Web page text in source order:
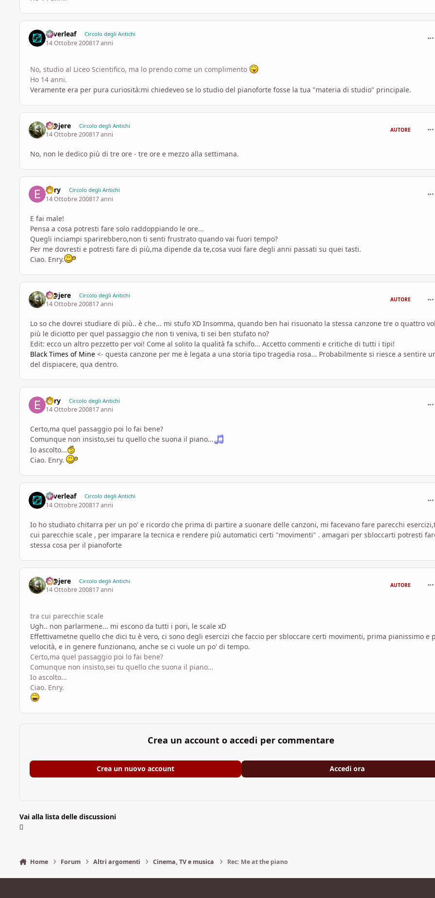
Silverleaf Circolo degli Antichi
14 Ottobre 200817 anni
No, studio al Liceo Scientifico, ma lo prendo come un complimento
Ho 14 anni.
Veramente era per pura curiosità:mi chiedeveo se lo studio del pianoforte fosse la tua "materia di studio" principale.
M@jere Circolo degli Antichi
14 Ottobre 200817 anni
AUTORE
No, non le dedico più di tre ore - tre ore e mezzo alla settimana.
Enry Circolo degli Antichi
14 Ottobre 200817 anni
E fai male!
Pensa a cosa potresti fare solo raddoppiando le ore...
Quegli inciampi sparirebbero,non ti senti frustrato quando vai fuori tempo?
Per me dovresti e potresti fare di più,ma dipende da te,cosa vuoi fare degli anni passati su quei tasti.
Ciao. Enry.
M@jere Circolo degli Antichi
14 Ottobre 200817 anni
AUTORE
Lo so che dovrei studiare di più.. è che... mi stufo XD Insomma, quando ben hai risuonato la stessa canzone tre o quattro
più le diciotto per quel passaggio che non ti veniva, ti sei ben stufato no?
Edit: ecco un altro pezzetto per voi! Come al solito la qualità fa schifo... Accetto commenti e critiche di tutti i tipi!
Black Times of Mine <- questa canzone per me è legata a una storia tipo tragedia rosa... Probabilmente si riesce a sentire
del dispiacere, qua dentro.
Enry Circolo degli Antichi
14 Ottobre 200817 anni
Certo,ma quel passaggio poi lo fai bene?
Comunque non insisto,sei tu quello che suona il piano...
Io ascolto...
Ciao. Enry.
Silverleaf Circolo degli Antichi
14 Ottobre 200817 anni
Io ho studiato chitarra per un po' e ricordo che prima di partire a suonare delle canzoni, mi facevano fare parecchi
cui parecchie scale , per imparare la tecnica e rendere più automatici certi "movimenti" . amagari per sbloccarti potresti
stessa cosa per il pianoforte
M@jere Circolo degli Antichi
14 Ottobre 200817 anni
AUTORE
tra cui parecchie scale
Ugh.. non parlarmene... mi escono da tutti i pori, le scale xD
Effettivametne quello che dici tu è vero, ci sono degli esercizi che faccio per sbloccare certi movimenti, prima pianissimo e
velocità, e in genere funzionano, anche se ci vuole un po' di tempo.
Certo,ma quel passaggio poi lo fai bene?
Comunque non insisto,sei tu quello che suona il piano...
Io ascolto...
Ciao. Enry.
Crea un account o accedi per commentare
Crea un nuovo account Accedi ora
Vai alla lista delle discussioni
Home Forum Altri argomenti Cinema, TV e musica Rec: Me at the piano